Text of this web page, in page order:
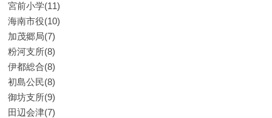
宮前小学(11)
海南市役(10)
加茂郷局(7)
粉河支所(8)
伊都総合(8)
初島公民(8)
御坊支所(9)
田辺会津(7)